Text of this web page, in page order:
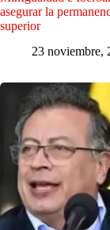
asegurar la
superior
23 noviembre,